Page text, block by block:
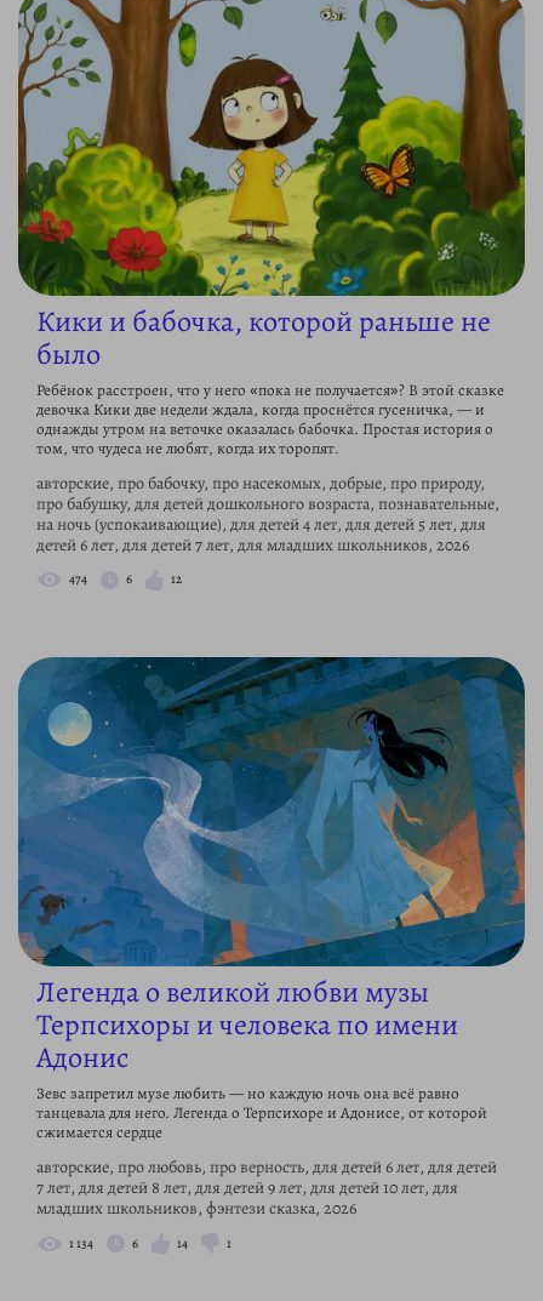
Кики и бабочка, которой раньше не
было
Ребёнок расстроен, что у него «пока не получается»? В этой сказке
девочка Кики две недели ждала, когда проснётся гусеничка, — и
однажды утром на веточке оказалась бабочка. Простая история о
том, что чудеса не любят, когда их торопят.
авторские, про бабочку, про насекомых, добрые, про природу,
про бабушку, для детей дошкольного возраста, познавательные,
на ночь (успокаивающие), для детей 4 лет, для детей 5 лет, для
детей 6 лет, для детей 7 лет, для младших школьников, 2026
474 6 12
Легенда о великой любви музы
Терпсихоры и человека по имени
Адонис
Зевс запретил музе любить — но каждую ночь она всё равно
танцевала для него. Легенда о Терпсихоре и Адонисе, от которой
сжимается сердце
авторские, про любовь, про верность, для детей 6 лет, для детей
7 лет, для детей 8 лет, для детей 9 лет, для детей 10 лет, для
младших школьников, фэнтези сказка, 2026
1 134 6 14 1